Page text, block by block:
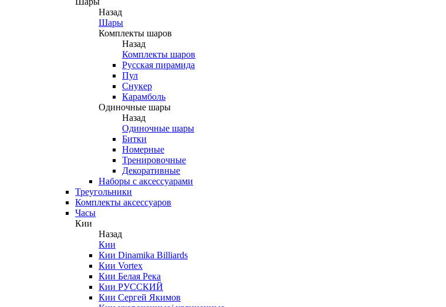
Назад
Шары
Комплекты шаров
Назад
Комплекты шаров
Русская пирамида
Пул
Снукер
Карамболь
Одиночные шары
Назад
Одиночные шары
Битки
Номерные
Тренировочные
Декоративные
Наборы с аксессуарами
Треугольники
Комплекты аксессуаров
Часы
Кии
Назад
Кии
Кии Dinamika Billiards
Кии Vortex
Кии Белая Река
Кии РУССКИЙ
Кии Сергей Якимов